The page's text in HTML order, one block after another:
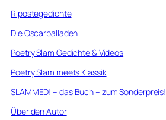
Ripostegedichte
Die Oscarballaden
Poetry Slam Gedichte & Videos
Poetry Slam meets Klassik
SLAMMED! – das Buch – zum Sonderpreis!
Über den Autor